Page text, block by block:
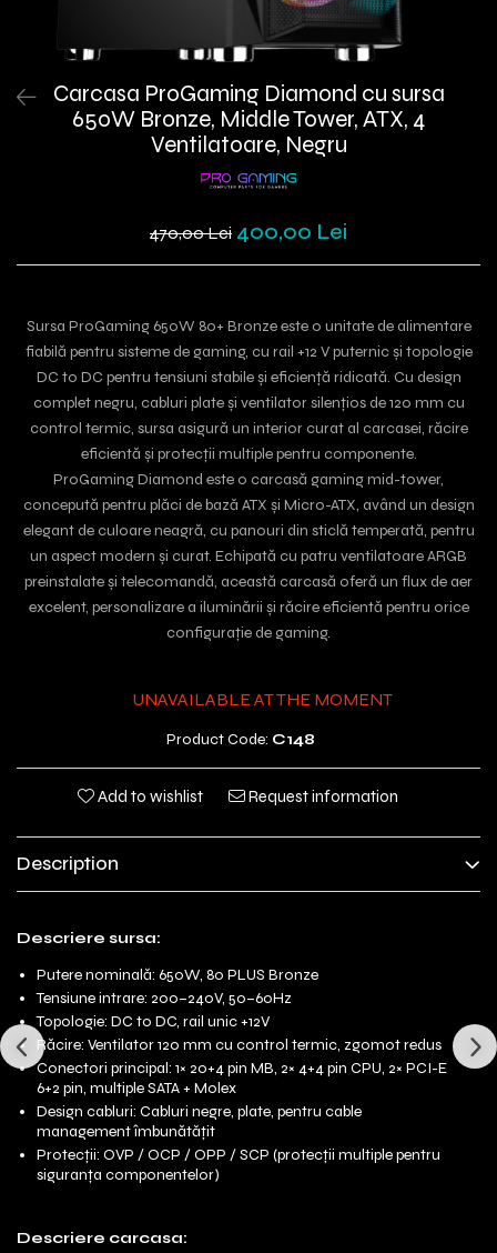
Carcasa ProGaming Diamond cu sursa
650W Bronze, Middle Tower, ATX, 4
Ventilatoare, Negru
470,00 Lei 400,00 Lei
Sursa ProGaming 650W 80+ Bronze este o unitate de alimentare
fiabilă pentru sisteme de gaming, cu rail +12 V puternic și topologie
DC to DC pentru tensiuni stabile și eficiență ridicată. Cu design
complet negru, cabluri plate și ventilator silențios de 120 mm cu
control termic, sursa asigură un interior curat al carcasei, răcire
eficientă și protecții multiple pentru componente.
ProGaming Diamond este o carcasă gaming mid-tower,
concepută pentru plăci de bază ATX și Micro-ATX, având un design
elegant de culoare neagră, cu panouri din sticlă temperată, pentru
un aspect modern și curat. Echipată cu patru ventilatoare ARGB
preinstalate și telecomandă, această carcasă oferă un flux de aer
excelent, personalizare a iluminării și răcire eficientă pentru orice
configurație de gaming.
UNAVAILABLE AT THE MOMENT
Product Code: C148
Add to wishlist Request information
Description
Descriere sursa:
Putere nominală: 650W, 80 PLUS Bronze
Tensiune intrare: 200–240V, 50–60Hz
Topologie: DC to DC, rail unic +12V
Răcire: Ventilator 120 mm cu control termic, zgomot redus
Conectori principal: 1× 20+4 pin MB, 2× 4+4 pin CPU, 2× PCI-E
6+2 pin, multiple SATA + Molex
Design cabluri: Cabluri negre, plate, pentru cable
management îmbunătățit
Protecții: OVP / OCP / OPP / SCP (protecții multiple pentru
siguranța componentelor)
Descriere carcasa: